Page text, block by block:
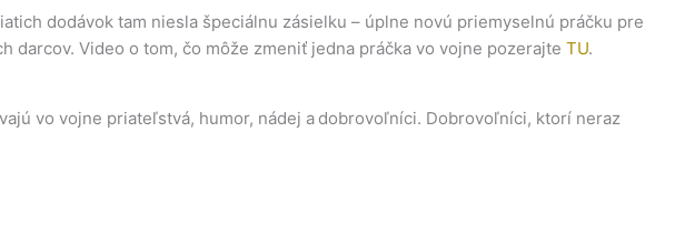
dodávok tam niesla špeciálnu zásielku – úplne novú priemyselnú práčku pre
Video o tom, čo môže zmeniť jedna práčka vo vojne pozerajte TU.
vo vojne priateľstvá, humor, nádej a dobrovoľníci. Dobrovoľníci, ktorí neraz